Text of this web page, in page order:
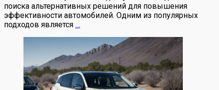
поиска альтернативных решений для повышения
эффективности автомобилей. Одним из популярных
подходов является …